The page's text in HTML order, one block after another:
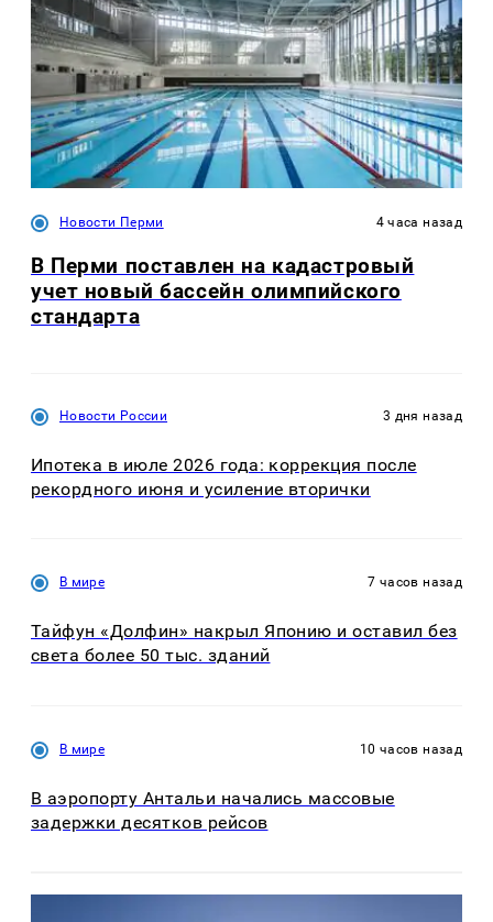
Новости Перми 4 часа назад
В Перми поставлен на кадастровый
учет новый бассейн олимпийского
стандарта
Новости России 3 дня назад
Ипотека в июле 2026 года: коррекция после
рекордного июня и усиление вторички
В мире 7 часов назад
Тайфун «Долфин» накрыл Японию и оставил без
света более 50 тыс. зданий
В мире 10 часов назад
В аэропорту Антальи начались массовые
задержки десятков рейсов